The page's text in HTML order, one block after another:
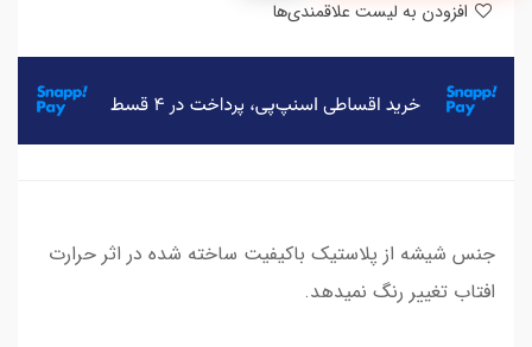
جنس شیشه از پلاستیک باکیفیت ساخته شده در اثر حرارت
افتاب تغییر رنگ نمیدهد.